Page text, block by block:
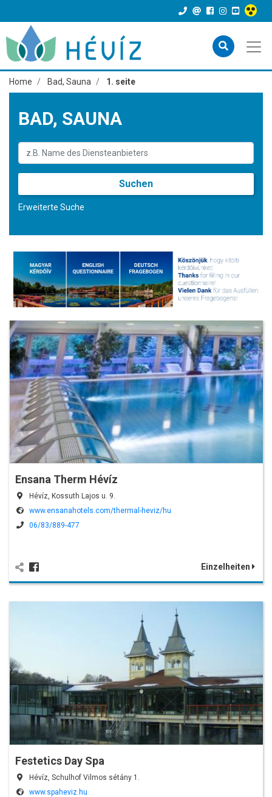
Home Bad, Sauna 1. seite
BAD, SAUNA
Suchen
Erweiterte Suche
Ensana Therm Hévíz
Hévíz, Kossuth Lajos u. 9.
www.ensanahotels.com/thermal-heviz/hu
06/83/889-477
Einzelheiten
Festetics Day Spa
Hévíz, Schulhof Vilmos sétány 1.
www.spaheviz.hu